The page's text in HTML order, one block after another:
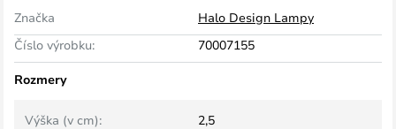
Značka
Halo Design Lampy
Číslo výrobku:
70007155
Rozmery
Výška (v cm):
2,5